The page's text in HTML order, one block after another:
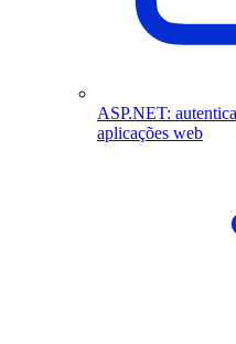
ASP.NET:
aplicações web